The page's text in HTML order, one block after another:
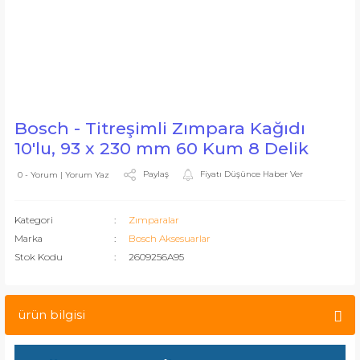
Bosch - Titreşimli Zımpara Kağıdı
10'lu, 93 x 230 mm 60 Kum 8 Delik
0 - Yorum | Yorum Yaz Paylaş Fiyatı Düşünce Haber Ver
Kategori
Zımparalar
Marka
Bosch Aksesuarlar
Stok Kodu
2609256A95
ürün bilgisi